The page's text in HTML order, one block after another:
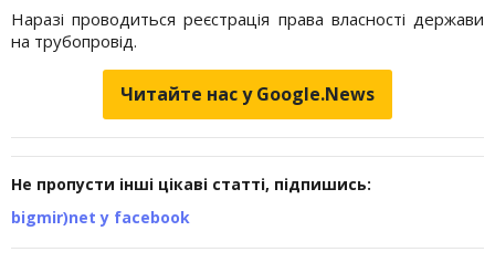
Наразі проводиться реєстрація права власності держави
на трубопровід.
Читайте нас у Google.News
Не пропусти інші цікаві статті, підпишись:
bigmir)net у facebook